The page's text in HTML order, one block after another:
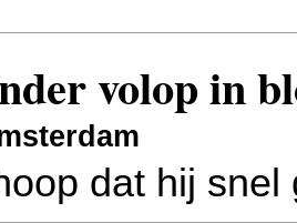
volop in
dat hij